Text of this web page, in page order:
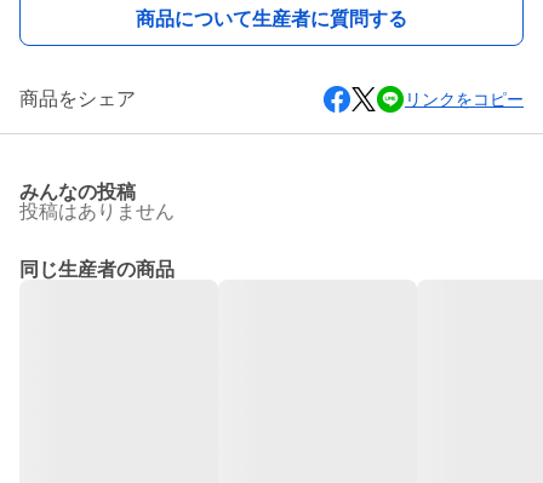
商品について生産者に質問する
商品をシェア リンクをコピー
みんなの投稿
投稿はありません
同じ生産者の商品